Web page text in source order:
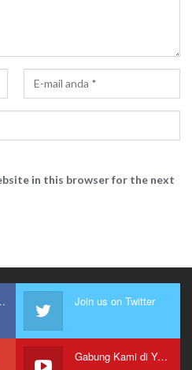
in this browser for the next
kami Join us on Twitter
Gabung Kami di Youtube